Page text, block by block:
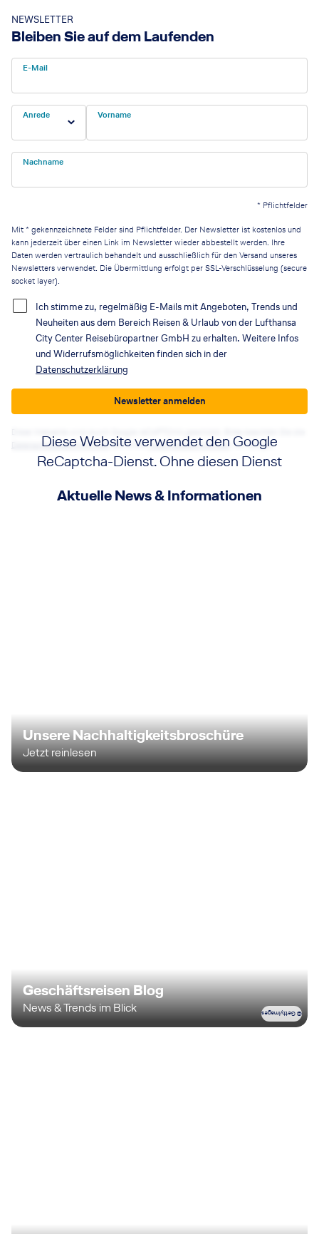
NEWSLETTER
Bleiben Sie auf dem Laufenden
E-Mail
Anrede Vorname
Nachname
* Pflichtfelder
Mit * gekennzeichnete Felder sind Pflichtfelder. Der Newsletter ist kostenlos und
kann jederzeit über einen Link im Newsletter wieder abbestellt werden. Ihre
Daten werden vertraulich behandelt und ausschließlich für den Versand unseres
Newsletters verwendet. Die Übermittlung erfolgt per SSL-Verschlüsselung (secure
socket layer).
Ich stimme zu, regelmäßig E-Mails mit Angeboten, Trends und
Neuheiten aus dem Bereich Reisen & Urlaub von der Lufthansa
City Center Reisebüropartner GmbH zu erhalten. Weitere Infos
und Widerrufsmöglichkeiten finden sich in der
Datenschutzerklärung
Newsletter anmelden
Diese Website verwendet den Google
ReCaptcha-Dienst. Ohne diesen Dienst
Sie auf die Schaltfläche klicken, erklären
Datenschutzbestimmungensowie dieNutzungsbedingungen von Google.
Aktuelle News & Informationen
Unsere Nachhaltigkeitsbroschüre
Jetzt reinlesen
Geschäftsreisen Blog
News & Trends im Blick © GettyImages